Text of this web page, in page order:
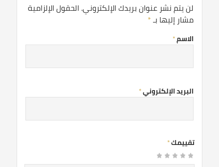
لن يتم نشر عنوان بريدك الإلكتروني. الحقول الإلزامية
مشار إليها بـ*
الاسم*
البريد الإلكتروني*
تقييمك*